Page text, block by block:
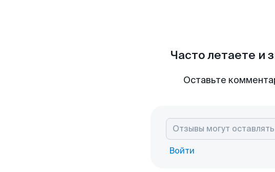
Часто летаете и
Оставьте
Войти